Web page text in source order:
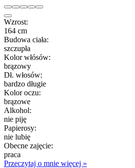
Wzrost:
164 cm
Budowa ciała:
szczupła
Kolor włósów:
brązowy
Dł. włosów:
bardzo długie
Kolor oczu:
brązowe
Alkohol:
nie piję
Papierosy:
nie lubię
Obecne zajęcie:
praca
Przeczytaj o mnie więcej »